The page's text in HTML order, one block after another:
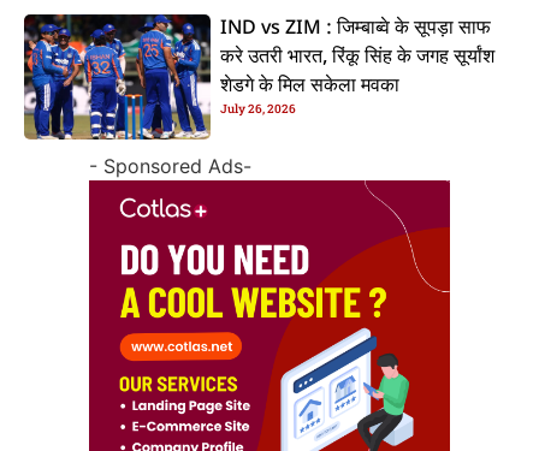
IND vs ZIM : जिम्बाब्वे के सूपड़ा साफ
करे उतरी भारत, रिंकू सिंह के जगह सूर्यांश
शेडगे के मिल सकेला मवका
July 26, 2026
- Sponsored Ads-